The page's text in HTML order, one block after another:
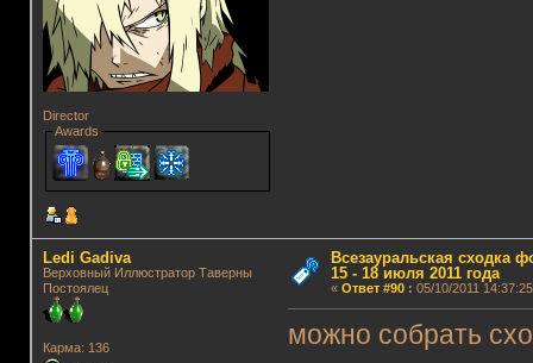
Director
Awards
Ledi Gadiva
Верховный Иллюстратор Таверны
Постоялец
Карма: 136
Всезауральская сходка
15 - 18 июля 2011 года
« Ответ #90: 05/10/2011
можно